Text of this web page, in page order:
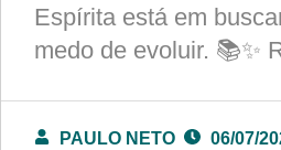
Espírita está em
medo de evoluir. 📚✨
PAULO NETO 06/07/